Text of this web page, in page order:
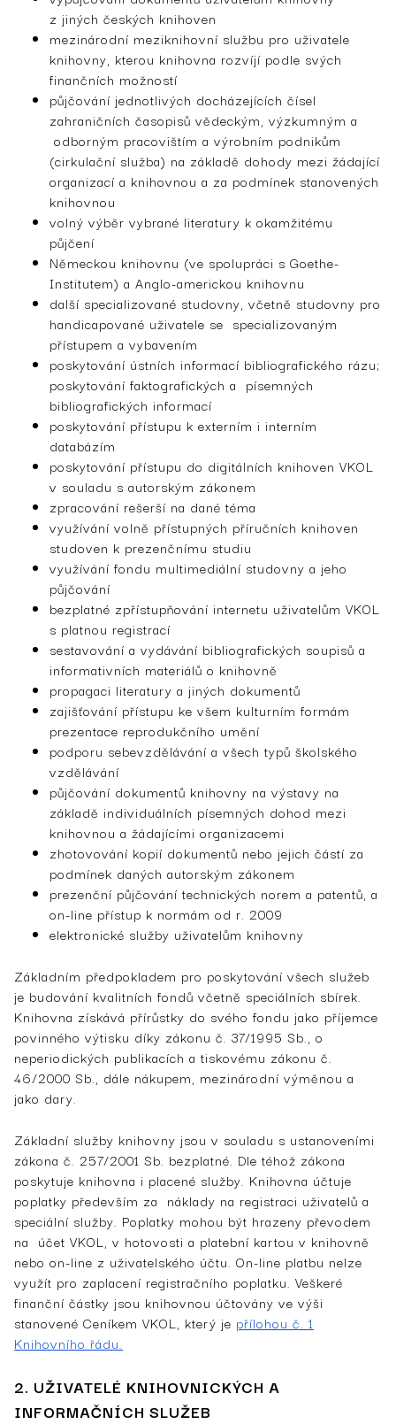
z jiných českých knihoven
mezinárodní meziknihovní službu pro uživatele
knihovny, kterou knihovna rozvíjí podle svých
finančních možností
půjčování jednotlivých docházejících čísel
zahraničních časopisů vědeckým, výzkumným a
odborným pracovištím a výrobním podnikům
(cirkulační služba) na základě dohody mezi žádající
organizací a knihovnou a za podmínek stanovených
knihovnou
volný výběr vybrané literatury k okamžitému
půjčení
Německou knihovnu (ve spolupráci s Goethe-
Institutem) a Anglo-americkou knihovnu
další specializované studovny, včetně studovny pro
handicapované uživatele se specializovaným
přístupem a vybavením
poskytování ústních informací bibliografického rázu;
poskytování faktografických a písemných
bibliografických informací
poskytování přístupu k externím i interním
databázím
poskytování přístupu do digitálních knihoven VKOL
v souladu s autorským zákonem
zpracování rešerší na dané téma
využívání volně přístupných příručních knihoven
studoven k prezenčnímu studiu
využívání fondu multimediální studovny a jeho
půjčování
bezplatné zpřístupňování internetu uživatelům VKOL
s platnou registrací
sestavování a vydávání bibliografických soupisů a
informativních materiálů o knihovně
propagaci literatury a jiných dokumentů
zajišťování přístupu ke všem kulturním formám
prezentace reprodukčního umění
podporu sebevzdělávání a všech typů školského
vzdělávání
půjčování dokumentů knihovny na výstavy na
základě individuálních písemných dohod mezi
knihovnou a žádajícími organizacemi
zhotovování kopií dokumentů nebo jejich částí za
podmínek daných autorským zákonem
prezenční půjčování technických norem a patentů, a
on-line přístup k normám od r. 2009
elektronické služby uživatelům knihovny
Základním předpokladem pro poskytování všech služeb
je budování kvalitních fondů včetně speciálních sbírek.
Knihovna získává přírůstky do svého fondu jako příjemce
povinného výtisku díky zákonu č. 37/1995 Sb., o
neperiodických publikacích a tiskovému zákonu č.
46/2000 Sb., dále nákupem, mezinárodní výměnou a
jako dary.
Základní služby knihovny jsou v souladu s ustanoveními
zákona č. 257/2001 Sb. bezplatné. Dle téhož zákona
poskytuje knihovna i placené služby. Knihovna účtuje
poplatky především za náklady na registraci uživatelů a
speciální služby. Poplatky mohou být hrazeny převodem
na účet VKOL, v hotovosti a platební kartou v knihovně
nebo on-line z uživatelského účtu. On-line platbu nelze
využít pro zaplacení registračního poplatku. Veškeré
finanční částky jsou knihovnou účtovány ve výši
stanovené Ceníkem VKOL, který je přílohou č. 1
Knihovního řádu.
2. UŽIVATELÉ KNIHOVNICKÝCH A
INFORMAČNÍCH SLUŽEB